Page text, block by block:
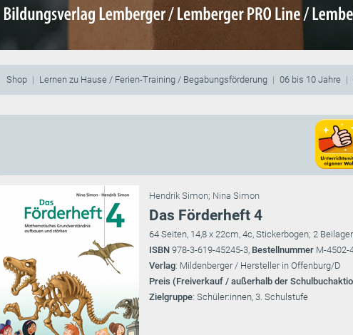
Shop Lernen zu Hause / Ferien-Training / Begabungsförderung 06 bis 10 Jahre
Hendrik Simon; Nina Simon
Das Förderheft 4
64 Seiten, 14,8 x 22cm, 4c, Stickerbogen; 2
ISBN 978-3-619-45245-3, Bestellnummer M-4502-
Verlag: Mildenberger / Hersteller in Offenburg/D
Preis (Freiverkauf / außerhalb der
Zielgruppe: Schüler:innen, 3. Schulstufe